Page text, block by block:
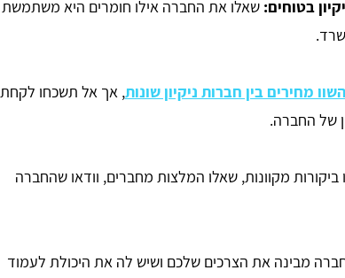
בטוחים: שאלו את החברה אילו חומרים היא משתמשת
השוו מחירים בין חברות ניקיון שונות, אך אל תשכחו לקחת
של החברה.
ביקורות מקוונות, שאלו המלצות מחברים, וודאו שהחברה
מבינה את הצרכים שלכם ושיש לה את היכולת לעמוד